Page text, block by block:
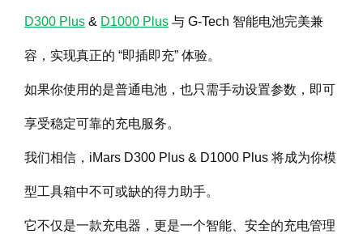
D300 Plus & D1000 Plus 与 G-Tech 智能电池完美兼
容，实现真正的 “即插即充” 体验。
如果你使用的是普通电池，也只需手动设置参数，即可
享受稳定可靠的充电服务。
我们相信，iMars D300 Plus & D1000 Plus 将成为你模
型工具箱中不可或缺的得力助手。
它不仅是一款充电器，更是一个智能、安全的充电管理